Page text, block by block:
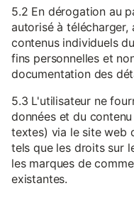
5.2 En dérogation au
autorisé à
contenus individuels
fins personnelles et
documentation des
5.3 L'utilisateur ne
données et du
textes) via le site web
tels que les droits sur
les marques de
existantes.